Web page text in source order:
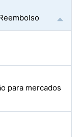
para mercados